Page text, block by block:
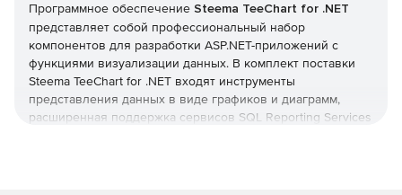
Программное обеспечение Steema TeeChart for .NET
представляет собой профессиональный набор
компонентов для разработки ASP.NET-приложений с
функциями визуализации данных. В комплект поставки
Steema TeeChart for .NET входят инструменты
представления данных в виде графиков и диаграмм,
расширенная поддержка сервисов SQL Reporting Services